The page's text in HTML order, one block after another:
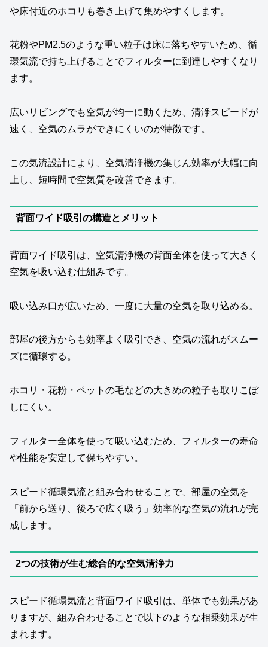
や床付近のホコリも巻き上げて集めやすくします。
花粉やPM2.5のような重い粒子は床に落ちやすいため、循
環気流で持ち上げることでフィルターに到達しやすくなり
ます。
広いリビングでも空気が均一に動くため、清浄スピードが
速く、空気のムラができにくいのが特徴です。
この気流設計により、空気清浄機の集じん効率が大幅に向
上し、短時間で空気質を改善できます。
背面ワイド吸引の構造とメリット
背面ワイド吸引は、空気清浄機の背面全体を使って大きく
空気を吸い込む仕組みです。
吸い込み口が広いため、一度に大量の空気を取り込める。
部屋の後方からも効率よく吸引でき、空気の流れがスムー
ズに循環する。
ホコリ・花粉・ペットの毛などの大きめの粒子も取りこぼ
しにくい。
フィルター全体を使って吸い込むため、フィルターの寿命
や性能を安定して保ちやすい。
スピード循環気流と組み合わせることで、部屋の空気を
「前から送り、後ろで広く吸う」効率的な空気の流れが完
成します。
2つの技術が生む総合的な空気清浄力
スピード循環気流と背面ワイド吸引は、単体でも効果があ
りますが、組み合わせることで以下のような相乗効果が生
まれます。